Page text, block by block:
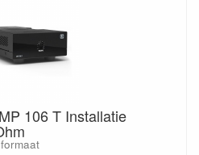
106 T Installatie